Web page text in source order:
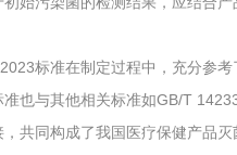
标准在制定过程中，充分参
也与其他相关标准如GB/T
共同构成了我国医疗保健产品灭